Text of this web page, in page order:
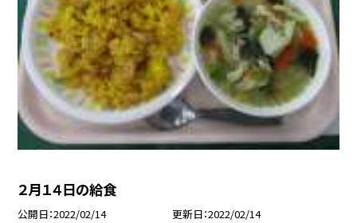
２月１４日の給食
公開日 2022/02/14 更新日 2022/02/14